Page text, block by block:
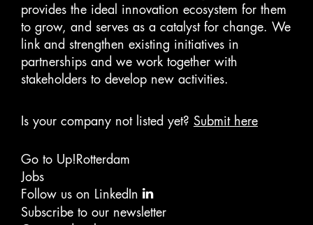
provides the ideal innovation ecosystem for them
to grow, and serves as a catalyst for change. We
link and strengthen existing initiatives in
partnerships and we work together with
stakeholders to develop new activities.
Is your company not listed yet? Submit here
Go to Up!Rotterdam
Jobs
Follow us on LinkedIn
Subscribe to our newsletter